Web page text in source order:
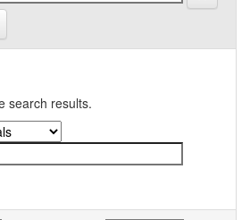
search results.